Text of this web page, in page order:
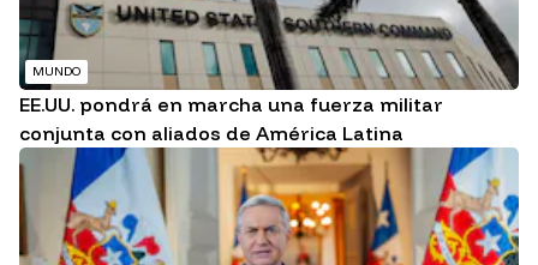
MUNDO
EE.UU. pondrá en marcha una fuerza militar
conjunta con aliados de América Latina